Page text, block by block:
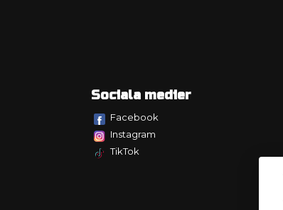
Sociala medier
Facebook
Instagram
TikTok